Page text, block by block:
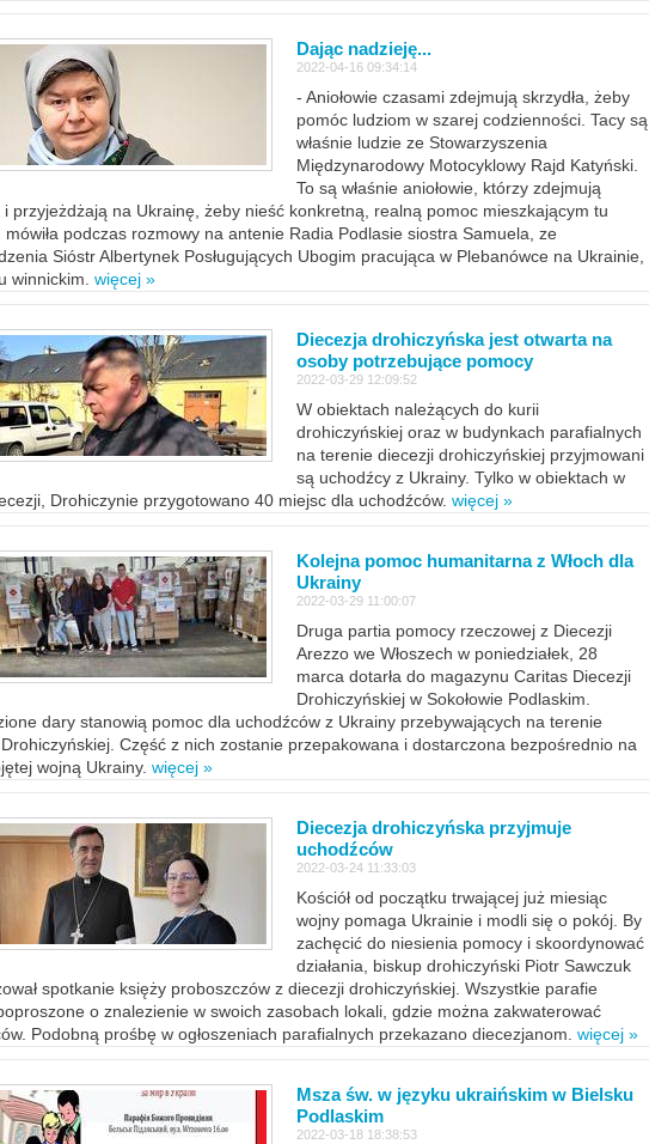
Dając nadzieję...
2022-04-16 09:34:14
- Aniołowie czasami zdejmują skrzydła, żeby
pomóc ludziom w szarej codzienności. Tacy są
właśnie ludzie ze Stowarzyszenia
Międzynarodowy Motocyklowy Rajd Katyński.
To są właśnie aniołowie, którzy zdejmują
i przyjeżdżają na Ukrainę, żeby nieść konkretną, realną pomoc mieszkającym tu
mówiła podczas rozmowy na antenie Radia Podlasie siostra Samuela, ze
Sióstr Albertynek Posługujących Ubogim pracująca w Plebanówce na Ukrainie,
winnickim. więcej »
Diecezja drohiczyńska jest otwarta na
osoby potrzebujące pomocy
2022-03-29 12:09:52
W obiektach należących do kurii
drohiczyńskiej oraz w budynkach parafialnych
na terenie diecezji drohiczyńskiej przyjmowani
są uchodźcy z Ukrainy. Tylko w obiektach w
Drohiczynie przygotowano 40 miejsc dla uchodźców. więcej »
Kolejna pomoc humanitarna z Włoch dla
Ukrainy
2022-03-29 11:00:07
Druga partia pomocy rzeczowej z Diecezji
Arezzo we Włoszech w poniedziałek, 28
marca dotarła do magazynu Caritas Diecezji
Drohiczyńskiej w Sokołowie Podlaskim.
dary stanowią pomoc dla uchodźców z Ukrainy przebywających na terenie
Część z nich zostanie przepakowana i dostarczona bezpośrednio na
wojną Ukrainy. więcej »
Diecezja drohiczyńska przyjmuje
uchodźców
2022-03-24 11:33:03
Kościół od początku trwającej już miesiąc
wojny pomaga Ukrainie i modli się o pokój. By
zachęcić do niesienia pomocy i skoordynować
działania, biskup drohiczyński Piotr Sawczuk
spotkanie księży proboszczów z diecezji drohiczyńskiej. Wszystkie parafie
o znalezienie w swoich zasobach lokali, gdzie można zakwaterować
Podobną prośbę w ogłoszeniach parafialnych przekazano diecezjanom. więcej »
Msza św. w języku ukraińskim w Bielsku
Podlaskim
2022-03-18 18:38:53